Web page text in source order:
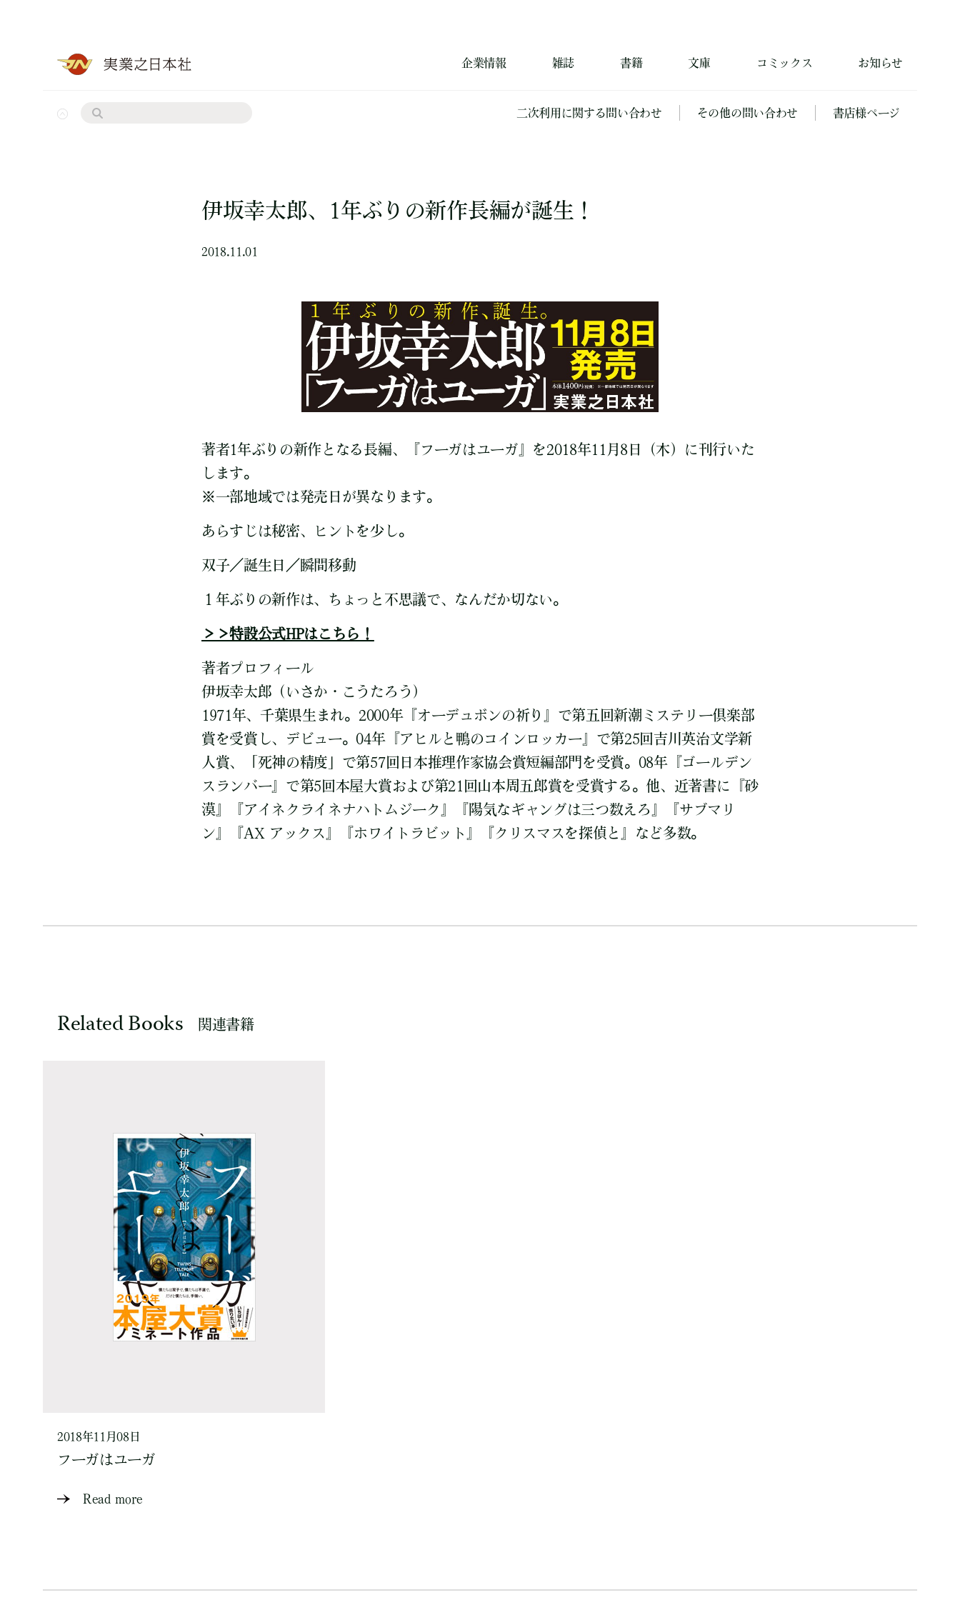
企業情報 雑誌 書籍 文庫 コミックス お知らせ
二次利用に関する問い合わせ その他の問い合わせ 書店様ページ
伊坂幸太郎、1年ぶりの新作長編が誕生！
2018.11.01
著者1年ぶりの新作となる長編、『フーガはユーガ』を2018年11月8日（木）に刊行いた
します。
※一部地域では発売日が異なります。
あらすじは秘密、ヒントを少し。
双子／誕生日／瞬間移動
１年ぶりの新作は、ちょっと不思議で、なんだか切ない。
＞＞特設公式HPはこちら！
著者プロフィール
伊坂幸太郎（いさか・こうたろう）
1971年、千葉県生まれ。2000年『オーデュボンの祈り』で第五回新潮ミステリー倶楽部
賞を受賞し、デビュー。04年『アヒルと鴨のコインロッカー』で第25回吉川英治文学新
人賞、「死神の精度」で第57回日本推理作家協会賞短編部門を受賞。08年『ゴールデン
スランバー』で第5回本屋大賞および第21回山本周五郎賞を受賞する。他、近著書に『砂
漠』『アイネクライネナハトムジーク』『陽気なギャングは三つ数えろ』『サブマリ
ン』『AX アックス』『ホワイトラビット』『クリスマスを探偵と』など多数。
Related Books 関連書籍
2018年11月08日
フーガはユーガ
Read more